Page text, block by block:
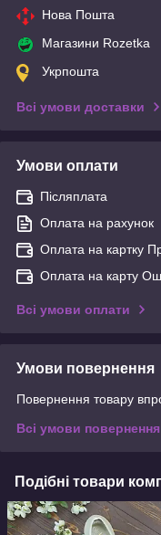
Нова Пошта
Магазини Rozetka
Укрпошта
Всі умови доставки
Умови оплати
Післяплата
Оплата на рахунок
Оплата на картку
Оплата на карту
Всі умови оплати
Умови повернення
Повернення товару
Всі умови повернення
Подібні товари